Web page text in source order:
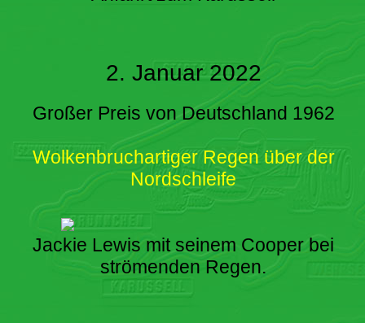
2. Januar 2022
Großer Preis von Deutschland 1962
Wolkenbruchartiger Regen über der
Nordschleife
Jackie Lewis mit seinem Cooper bei
strömenden Regen.